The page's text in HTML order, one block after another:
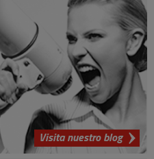
Visita nuestro blog